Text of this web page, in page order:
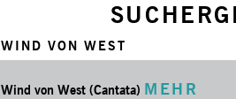
WIND VON WEST
Wind von West (Cantata) MEHR